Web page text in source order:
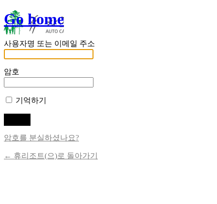
Go home
사용자명 또는 이메일 주소
암호
기억하기
암호를 분실하셨나요?
← 휴리조트(으)로 돌아가기